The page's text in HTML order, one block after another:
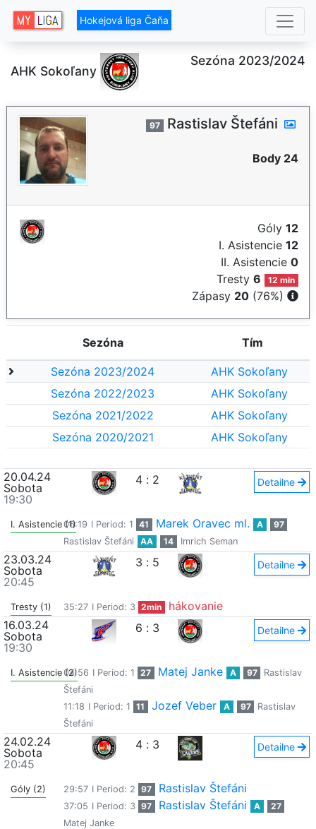
Hokejová liga Čaňa
AHK Sokoľany
Sezóna 2023/2024
97 Rastislav Štefáni
Body 24
Góly 12
I. Asistencie 12
II. Asistencie 0
Tresty6 12 min
Zápasy 20 (76%)
Sezóna Tím
Sezóna 2023/2024
AHK Sokoľany
Sezóna 2022/2023
AHK Sokoľany
Sezóna 2021/2022
AHK Sokoľany
Sezóna 2020/2021
AHK Sokoľany
20.04.24
Sobota
19:30
4 : 2 Detailne
I. Asistencie (1)06:19 I Period: 1 41 Marek Oravec ml. A
97
Rastislav Štefáni
AA 14 Imrich Seman
23.03.24
Sobota
20:45
3 : 5 Detailne
Tresty (1) 35:27 I Period: 3 2min
hákovanie
16.03.24
Sobota
19:30
6 : 3 Detailne
I. Asistencie (2)04:56 I Period: 1 27 Matej Janke A 97
Rastislav
Štefáni
11:18 I Period: 1 11 Jozef Veber A 97
Rastislav
Štefáni
24.02.24
Sobota
20:45
4 : 3 Detailne
Góly (2) 29:57 I Period: 2 97 Rastislav Štefáni
37:05 I Period: 3 97 Rastislav Štefáni A
27
Matej Janke